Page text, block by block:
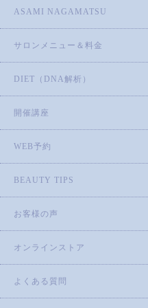
ASAMI NAGAMATSU
サロンメニュー＆料金
DIET（DNA解析）
開催講座
WEB予約
BEAUTY TIPS
お客様の声
オンラインストア
よくある質問